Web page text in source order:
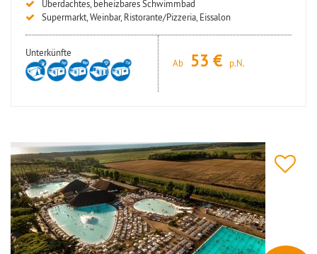
Überdachtes, beheizbares Schwimmbad
Supermarkt, Weinbar, Ristorante/Pizzeria, Eissalon
Unterkünfte
Ab
53 p.N.